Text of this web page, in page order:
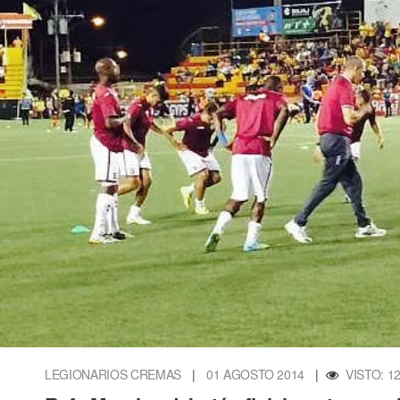
LEGIONARIOS CREMAS | 01 AGOSTO 2014 | VISTO: